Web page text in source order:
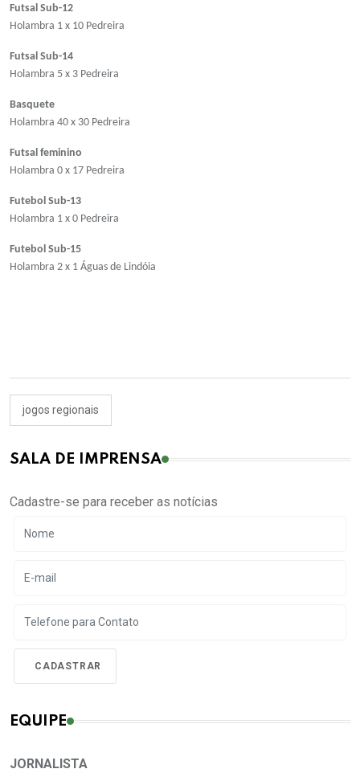
Futsal Sub-12
Holambra 1 x 10 Pedreira
Futsal Sub-14
Holambra 5 x 3 Pedreira
Basquete
Holambra 40 x 30 Pedreira
Futsal feminino
Holambra 0 x 17 Pedreira
Futebol Sub-13
Holambra 1 x 0 Pedreira
Futebol Sub-15
Holambra 2 x 1 Águas de Lindóia
jogos regionais
SALA DE IMPRENSA
Cadastre-se para receber as notícias
EQUIPE
JORNALISTA